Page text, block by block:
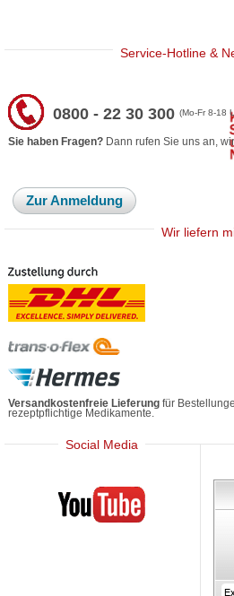
Service-Hotline &
0800 - 22 30 300(Mo-Fr 8-18
Sie haben Fragen? Dann rufen Sie uns an,
Zur Anmeldung
Wir liefern
Versandkostenfreie Lieferung für
rezeptpflichtige Medikamente.
Social Media
Mediherz